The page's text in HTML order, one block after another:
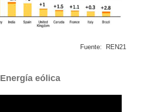
Fuente: REN21
Energía eólica